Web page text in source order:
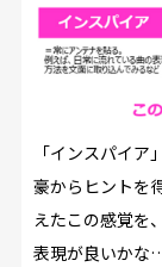
「インスパイ
豪からヒントを
えたこの感覚を
表現が良いかな